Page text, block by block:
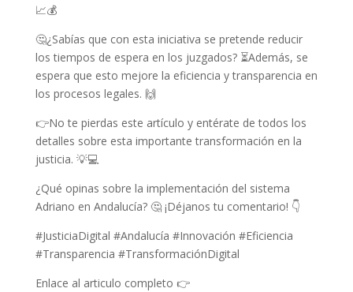
📈💰
🤔¿Sabías que con esta iniciativa se pretende reducir
los tiempos de espera en los juzgados? ⏳Además, se
espera que esto mejore la eficiencia y transparencia en
los procesos legales. 🙌
👉No te pierdas este artículo y entérate de todos los
detalles sobre esta importante transformación en la
justicia. 💡💻
¿Qué opinas sobre la implementación del sistema
Adriano en Andalucía? 🤔 ¡Déjanos tu comentario! 👇
#JusticiaDigital #Andalucía #Innovación #Eficiencia
#Transparencia #TransformaciónDigital
Enlace al articulo completo 👉